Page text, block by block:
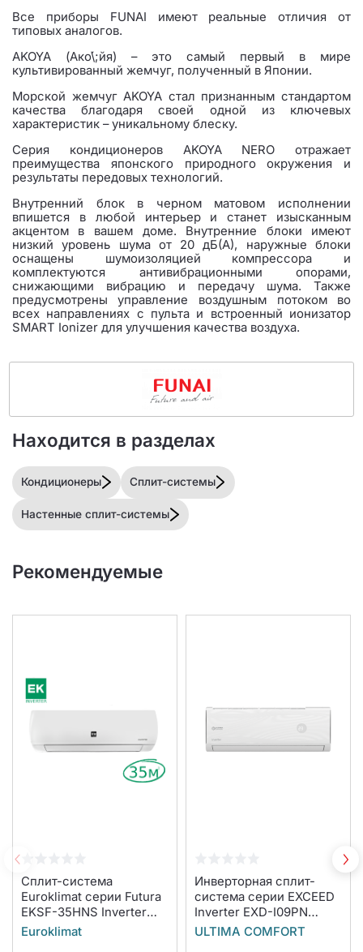
Все приборы FUNAI имеют реальные отличия от
типовых аналогов.
AKOYA (Ако́\;йя) – это самый первый в мире
культивированный жемчуг, полученный в Японии.
Морской жемчуг AKOYA стал признанным стандартом
качества благодаря своей одной из ключевых
характеристик – уникальному блеску.
Серия кондиционеров AKOYA NERO отражает
преимущества японского природного окружения и
результаты передовых технологий.
Внутренний блок в черном матовом исполнении
впишется в любой интерьер и станет изысканным
акцентом в вашем доме. Внутренние блоки имеют
низкий уровень шума от 20 дБ(А), наружные блоки
оснащены шумоизоляцией компрессора и
комплектуются антивибрационными опорами,
снижающими вибрацию и передачу шума. Также
предусмотрены управление воздушным потоком во
всех направлениях с пульта и встроенный ионизатор
SMART Ionizer для улучшения качества воздуха.
Находится в разделах
Кондиционеры Сплит-системы
Настенные сплит-системы
Рекомендуемые
Сплит-система
Euroklimat серии Futura
EKSF-35HNS Inverter
комплект
Euroklimat
Инверторная сплит-
система серии EXCEED
Inverter EXD-I09PN
(комплект)
ULTIMA COMFORT